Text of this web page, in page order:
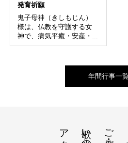
発育祈願
鬼子母神（きしもじん）
様は、仏教を守護する女
神で、病気平癒・安産・...
年間行事一
ご供養・ご祈祷
歌い猫の話